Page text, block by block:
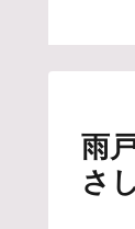
雨
さ